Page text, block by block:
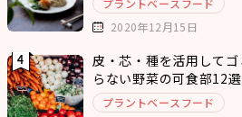
プラントベースフード
2020年12月15日
皮・芯・種を活用して
らない野菜の可食部12選
プラントベースフード